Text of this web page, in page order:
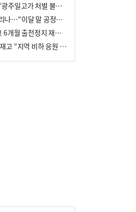
배재고 야구부 불송치 “광주일고가 처벌 불원 의사 표해”
배재고 야구부 징계 풀리나…“이달 말 공정위서 재심의”
‘스벅 구호 파문’ 배재고 6개월 출전정지 재심 신청키로
광주 찾아 고개 숙인 배재고 “지역 비하 응원 잘못”(종합)